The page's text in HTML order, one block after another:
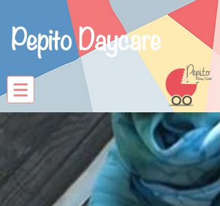
Pepito Daycare